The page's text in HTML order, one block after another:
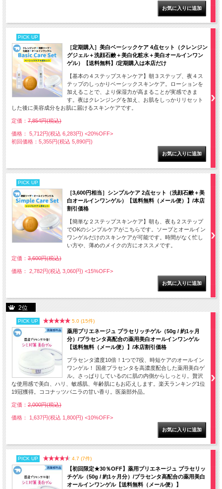
PICK UP
［定期購入］美白ベーシックケア 4点セット（クレンジン
グジェル＋洗顔石鹸＋美白化粧水＋美白オールインワン
ゲル）【送料無料】/定期購入は本店だけ
【基本の４ステップスキンケア】朝３ステップ、夜４ス
テップのしっかりベーシックスキンケア。ローションを
加えることで、より保湿力が高まることが実感できま
す。夜はクレンジングを加え、お肌をしっかりリセット
した後に美容成分をお肌に届けるスキンケアです。
定価： 7,854円(税込)
価格： 5,712円(税込 6,283円) <20%OFF>
初回価格：5,355円(税込 5,890円)
PICK UP
［3,600円相当］シンプルケア 2点セット（洗顔石鹸＋美
白オールインワンゲル）【送料無料（メール便）】/本店
割引価格
【簡単な２ステップスキンケア】朝も、夜も２ステップ
でOKのシンプルケアがこちらです。ソープとオールイン
ワンゲルだけのスキンケアが可能です。時間がなく忙し
い方や、薄めのメイクの方にオススメです。
定価： 3,600円(税込)
価格： 2,782円(税込 3,060円) <15%OFF>
2位
PICK UP 5.0 (15件)
薬用プリエネージュ プラセリッチゲル（50g / 約1ヶ月
分）/プラセンタ高配合の薬用美白オールインワンゲル
【送料無料（メール便）】/本店割引価格
プラセンタ濃度10倍！1つで7役、時短ケアのオールイン
ワンゲル！ 国産プラセンタを高濃度配合した薬用美白ゲ
ル。さっぱりしているのに肌の内側からしっとり。贅沢
な使用感で美白、ハリ、敏感肌、年齢肌にもお応えします。楽天ランキング1位
19冠獲得。ココナッツバニラの甘い香り。医薬部外品。
定価： 2,000円(税込)
価格： 1,637円(税込 1,800円) <10%OFF>
PICK UP 4.7 (7件)
【初回限定★30％OFF】薬用プリエネージュ プラセリッ
チゲル（50g / 約1ヶ月分）/プラセンタ高配合の薬用美白
オールインワンゲル【送料無料（メール便）】